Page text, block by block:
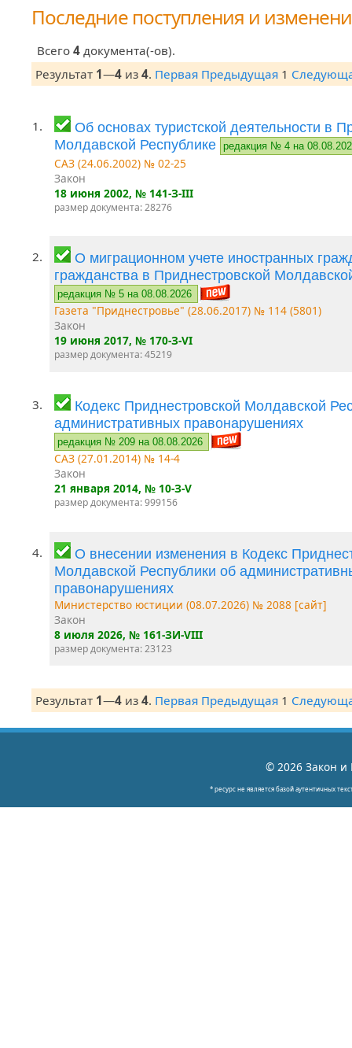
Последние поступления и
Всего 4документа(-ов).
Результат 1—4 из 4. Первая Предыдущая 1
1.
Об основах туристской деятельности в
Молдавской Республике
редакция № 4 на
САЗ (24.06.2002) № 02-25
Закон
18 июня 2002, № 141-З-III
размер документа: 28276
2.
О миграционном учете иностранных
гражданства в Приднестровской
редакция № 5 на 08.08.2026
Газета "Приднестровье" (28.06.2017) № 114 (5801)
Закон
19 июня 2017, № 170-З-VI
размер документа: 45219
3.
Кодекс Приднестровской Молдавской
административных правонарушениях
редакция № 209 на 08.08.2026
САЗ (27.01.2014) № 14-4
Закон
21 января 2014, № 10-З-V
размер документа: 999156
4.
О внесении изменения в Кодекс
Молдавской Республики об
правонарушениях
Министерство юстиции (08.07.2026) № 2088 [сайт]
Закон
8 июля 2026, № 161-ЗИ-VIII
размер документа: 23123
Результат 1—4 из 4. Первая Предыдущая 1
© 2026 Закон и
* ресурс не является базой аутентичных